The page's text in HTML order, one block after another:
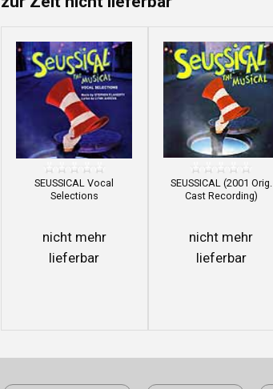
SEUSSICAL Vocal
Selections
nicht mehr
lieferbar
SEUSSICAL (2001 Orig.
Cast Recording)
nicht mehr
lieferbar